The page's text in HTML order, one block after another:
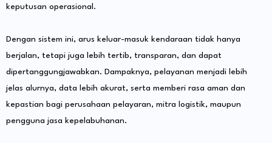
keputusan operasional.
Dengan sistem ini, arus keluar-masuk kendaraan tidak hanya
berjalan, tetapi juga lebih tertib, transparan, dan dapat
dipertanggungjawabkan. Dampaknya, pelayanan menjadi lebih
jelas alurnya, data lebih akurat, serta memberi rasa aman dan
kepastian bagi perusahaan pelayaran, mitra logistik, maupun
pengguna jasa kepelabuhanan.